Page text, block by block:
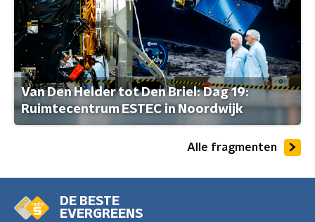
Van Den Helder tot Den Briel: Dag 19:
Ruimtecentrum ESTEC in Noordwijk
Alle fragmenten
DE BESTE
EVERGREENS